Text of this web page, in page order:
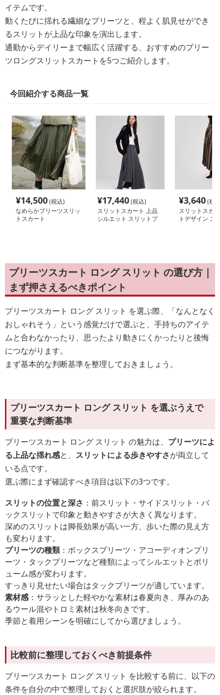
イテムです。
動くたびに揺れる繊細なプリーツと、程よく肌見せができ
るスリットが上品な印象を演出します。
通勤からデイリーまで幅広く活躍する、おすすめのプリー
ツロングスリットスカートを5つご紹介します。
今回紹介する商品一覧
¥14,500(税込)
なめらかプリーツスリッ
トスカート
¥17,440(税込)
スリットスカート 上品
シルエット スリットプ
¥3,640(税
スリットスカ
トデザイン ス
プリーツスカート ロング スリット の選び方｜
まず押さえるべきポイント
プリーツスカート ロング スリット を選ぶ際、「なんとなく
おしゃれそう」という感覚だけで選ぶと、手持ちのアイテ
ムと合わなかったり、思ったより動きにくかったりと後悔
につながります。
まず基本的な判断基準を整理しておきましょう。
プリーツスカート ロング スリット を選ぶうえで
重要な判断基準
プリーツスカート ロング スリット の魅力は、 プリーツによ
る上品な揺れ感と、 スリットによる歩きやすさが両立して
いる点です。
選ぶ際にまず確認すべき項目は以下の3つです。
スリットの位置と深さ ：前スリット・サイドスリット・バ
ックスリットで印象と動きやすさが大きく異なります。
深めのスリットは脚長効果が高い一方、歩いた際の見え方
も変わります。
プリーツの種類：ボックスプリーツ・アコーディオンプリ
ーツ・タックプリーツなど種類によってシルエットとボリ
ューム感が変わります。
すっきり見せたい場合はタックプリーツが適しています。
素材感：サラッとした軽やかな素材は春夏向き、厚みのあ
るウール混やトロミ素材は秋冬向きです。
季節と着用シーンを明確にしてから選びましょう。
比較前に整理しておくべき前提条件
プリーツスカート ロング スリット を比較する前に、以下の
条件を自分の中で整理しておくと選択肢が絞られます。